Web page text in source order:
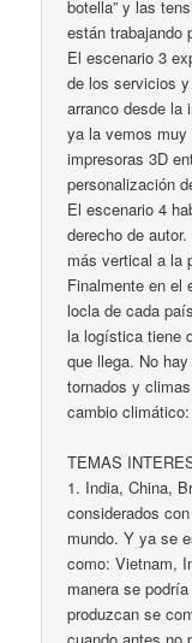
botella” y las
están trabajando
El escenario 3
de los servicios
arranco desde la
ya la vemos muy
impresoras 3D
personalización
El escenario 4
derecho de
más vertical a la
Finalmente en el
locla de cada
la logística tiene
que llega. No
tornados y
cambio
TEMAS
1. India, China,
considerados
mundo. Y ya se
como: Vietnam,
manera se
produzcan se